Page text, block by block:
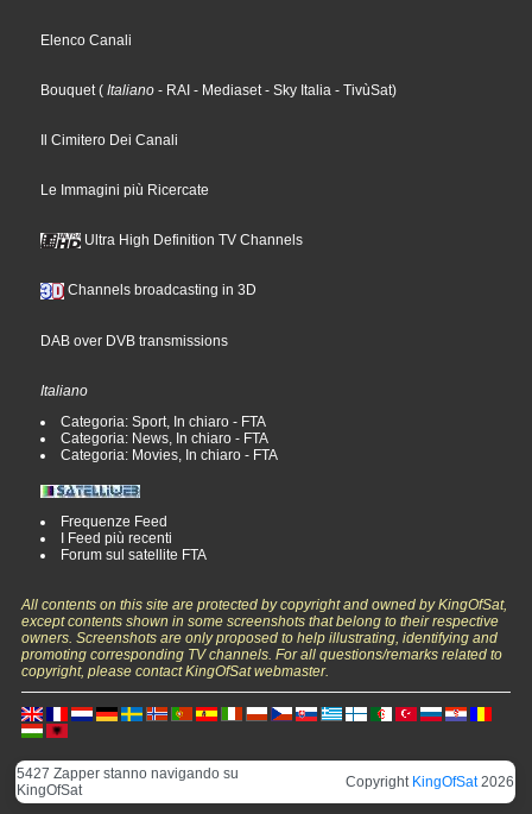
Elenco Canali
Bouquet ( Italiano - RAI - Mediaset - Sky Italia - TivùSat)
Il Cimitero Dei Canali
Le Immagini più Ricercate
Ultra High Definition TV Channels
Channels broadcasting in 3D
DAB over DVB transmissions
Italiano
Categoria: Sport, In chiaro - FTA
Categoria: News, In chiaro - FTA
Categoria: Movies, In chiaro - FTA
Frequenze Feed
I Feed più recenti
Forum sul satellite FTA
All contents on this site are protected by copyright and owned by KingOfSat,
except contents shown in some screenshots that belong to their respective
owners. Screenshots are only proposed to help illustrating, identifying and
promoting corresponding TV channels. For all questions/remarks related to
copyright, please contact KingOfSat webmaster.
5427 Zapper stanno navigando su
KingOfSat
Copyright KingOfSat2026